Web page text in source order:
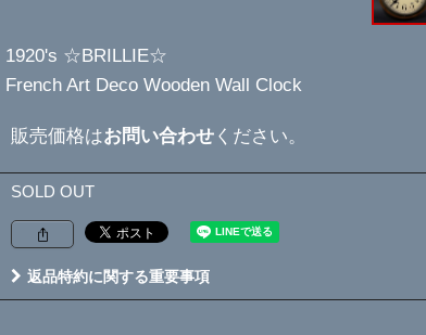
1920's ☆BRILLIE☆
French Art Deco Wooden Wall Clock
販売価格はお問い合わせ ください。
SOLD OUT
返品特約に関する重要事項